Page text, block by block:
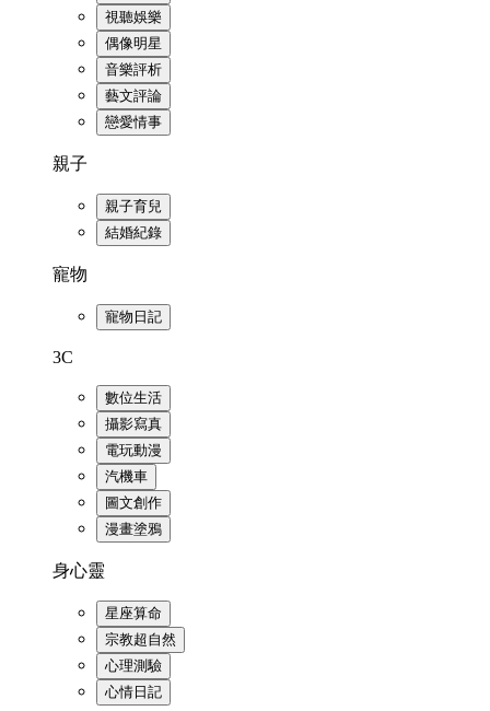
視聽娛樂
偶像明星
音樂評析
藝文評論
戀愛情事
親子
親子育兒
結婚紀錄
寵物
寵物日記
3C
數位生活
攝影寫真
電玩動漫
汽機車
圖文創作
漫畫塗鴉
身心靈
星座算命
宗教超自然
心理測驗
心情日記